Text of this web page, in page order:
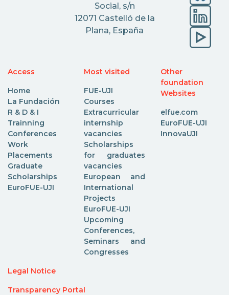
Social, s/n
12071 Castelló de la
Plana, España
Access
Home
La Fundación
R & D & I
Trainning
Conferences
Work
Placements
Graduate
Scholarships
EuroFUE-UJI
Most visited
FUE-UJI
Courses
Extracurricular
internship
vacancies
Scholarships
for graduates
vacancies
European and
International
Projects
EuroFUE-UJI
Upcoming
Conferences,
Seminars and
Congresses
Other
foundation
Websites
elfue.com
EuroFUE-UJI
InnovaUJI
Legal Notice
Transparency Portal